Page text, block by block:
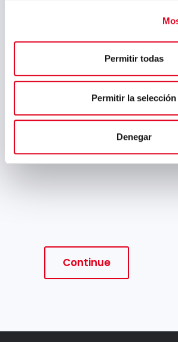
Permitir todas
Permitir la selección
Denegar
Continue